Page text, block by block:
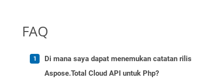
FAQ
Di mana saya dapat menemukan catatan rilis
Aspose.Total Cloud API untuk Php?